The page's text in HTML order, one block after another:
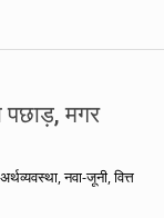
पछाड़, मगर
अर्थव्यवस्था,नवा-जूनी,वित्त